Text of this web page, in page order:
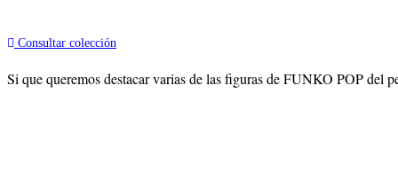
Consultar colección
Si que queremos destacar varias de las figuras de FUNKO POP del